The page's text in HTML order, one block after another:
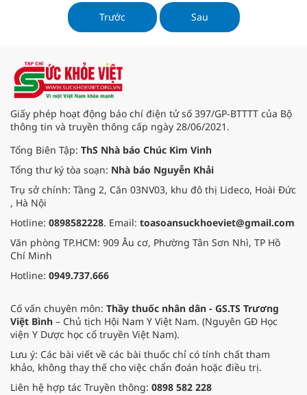
những lợi ích đặc biệt của hạt óc
chó đối với hệ miễn dịch cùng cách
Trước Sau
Giấy phép hoạt động báo chí điện tử số 397/GP-BTTTT của Bộ
thông tin và truyền thông cấp ngày 28/06/2021.
Tổng Biên Tập: ThS Nhà báo Chúc Kim Vinh
Tổng thư ký tòa soạn: Nhà báo Nguyễn Khải
Trụ sở chính: Tầng 2, Căn 03NV03, khu đô thị Lideco, Hoài Đức
, Hà Nội
Hotline: 0898582228. Email: toasoansuckhoeviet@gmail.com
Văn phòng TP.HCM: 909 Âu cơ, Phường Tân Sơn Nhì, TP Hồ
Chí Minh
Hotline: 0949.737.666
Cố vấn chuyên môn: Thầy thuốc nhân dân - GS.TS Trương
Việt Bình – Chủ tịch Hội Nam Y Việt Nam. (Nguyên GĐ Học
viện Y Dược học cổ truyền Việt Nam).
Lưu ý: Các bài viết về các bài thuốc chỉ có tính chất tham
khảo, không thay thế cho việc chẩn đoán hoặc điều trị.
Liên hệ hợp tác Truyền thông: 0898 582 228